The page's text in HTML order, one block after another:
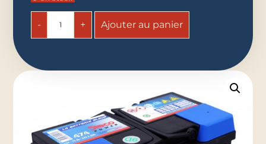
- + Ajouter au panier